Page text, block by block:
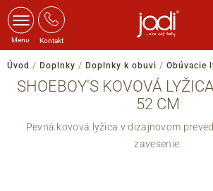
Menu Kontakt
Úvod / Doplnky / Doplnky k obuvi / Obúvacie
SHOEBOY'S KOVOVÁ
52 CM
Pevná kovová lyžica v dizajnovom
zavesenie.